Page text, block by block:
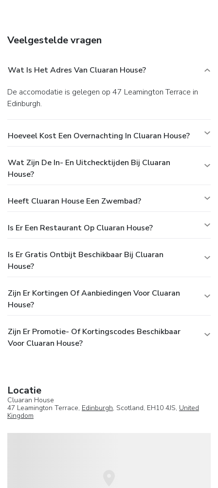
Veelgestelde vragen
Wat Is Het Adres Van Cluaran House?
De accomodatie is gelegen op 47 Leamington Terrace in
Edinburgh.
Hoeveel Kost Een Overnachting In Cluaran House?
Wat Zijn De In- En Uitchecktijden Bij Cluaran
House?
Heeft Cluaran House Een Zwembad?
Is Er Een Restaurant Op Cluaran House?
Is Er Gratis Ontbijt Beschikbaar Bij Cluaran
House?
Zijn Er Kortingen Of Aanbiedingen Voor Cluaran
House?
Zijn Er Promotie- Of Kortingscodes Beschikbaar
Voor Cluaran House?
Locatie
Cluaran House
47 Leamington Terrace, Edinburgh, Scotland, EH10 4JS, United
Kingdom